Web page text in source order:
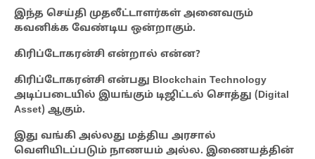
இந்த செய்தி முதலீட்டாளர்கள் அனைவரும்
கவனிக்க வேண்டிய ஒன்றாகும்.
கிரிப்டோகரன்சி என்றால் என்ன?
கிரிப்டோகரன்சி என்பது Blockchain Technology
அடிப்படையில் இயங்கும் டிஜிட்டல் சொத்து (Digital
Asset) ஆகும்.
இது வங்கி அல்லது மத்திய அரசால்
வெளியிடப்படும் நாணயம் அல்ல. இணையத்தின்